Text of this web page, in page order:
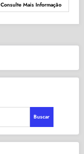
Consulte Mais Informação
Buscar